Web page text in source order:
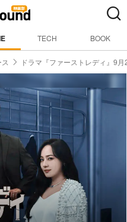
TECH BOOK
ドラマ『ファーストレディ』9